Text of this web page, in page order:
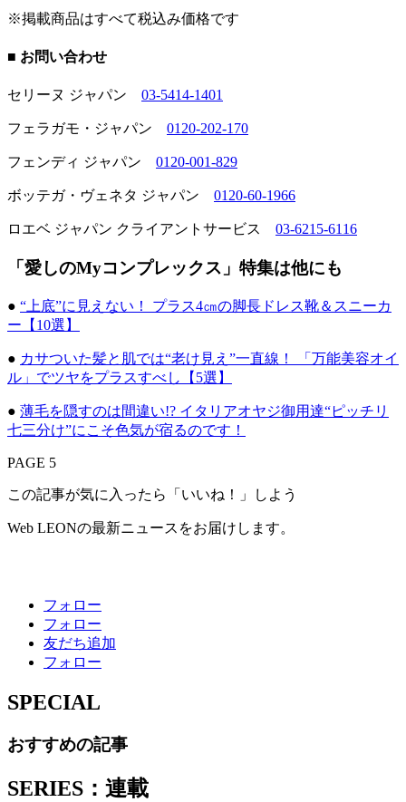
※掲載商品はすべて税込み価格です
■ お問い合わせ
セリーヌ ジャパン 03-5414-1401
フェラガモ・ジャパン 0120-202-170
フェンディ ジャパン 0120-001-829
ボッテガ・ヴェネタ ジャパン 0120-60-1966
ロエベ ジャパン クライアントサービス 03-6215-6116
「愛しのMyコンプレックス」特集は他にも
● “上底”に見えない！ プラス4㎝の脚長ドレス靴＆スニーカ
ー【10選】
● カサついた髪と肌では“老け見え”一直線！ 「万能美容オイ
ル」でツヤをプラスすべし【5選】
● 薄毛を隠すのは間違い!? イタリアオヤジ御用達“ピッチリ
七三分け”にこそ色気が宿るのです！
PAGE 5
この記事が気に入ったら「いいね！」しよう
Web LEONの最新ニュースをお届けします。
フォロー
フォロー
友だち追加
フォロー
SPECIAL
おすすめの記事
SERIES：連載